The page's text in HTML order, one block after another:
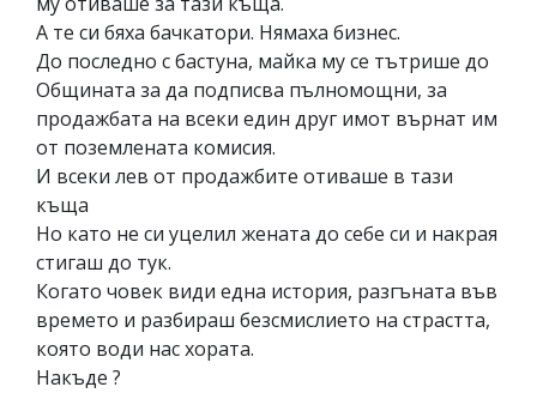
А те си бяха бачкатори. Нямаха бизнес.
До последно с бастуна, майка му се тътрише до
Общината за да подписва пълномощни, за
продажбата на всеки един друг имот върнат им
от поземлената комисия.
И всеки лев от продажбите отиваше в тази
къща
Но като не си уцелил жената до себе си и накрая
стигаш до тук.
Когато човек види една история, разгъната във
времето и разбираш безсмислието на страстта,
която води нас хората.
Накъде ?